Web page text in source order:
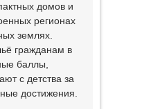
домов и
регионах
землях.
гражданам в
баллы,
с детства за
достижения.